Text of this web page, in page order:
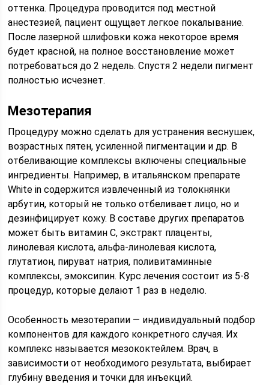
оттенка. Процедура проводится под местной
анестезией, пациент ощущает легкое покалывание.
После лазерной шлифовки кожа некоторое время
будет красной, на полное восстановление может
потребоваться до 2 недель. Спустя 2 недели пигмент
полностью исчезнет.
Мезотерапия
Процедуру можно сделать для устранения веснушек,
возрастных пятен, усиленной пигментации и др. В
отбеливающие комплексы включены специальные
ингредиенты. Например, в итальянском препарате
White in содержится извлеченный из толокнянки
арбутин, который не только отбеливает лицо, но и
дезинфицирует кожу. В составе других препаратов
может быть витамин С, экстракт плаценты,
линолевая кислота, альфа-линолевая кислота,
глутатион, пируват натрия, поливитаминные
комплексы, эмоксипин. Курс лечения состоит из 5-8
процедур, которые делают 1 раз в неделю.
Особенность мезотерапии — индивидуальный подбор
компонентов для каждого конкретного случая. Их
комплекс называется мезококтейлем. Врач, в
зависимости от необходимого результата, выбирает
глубину введения и точки для инъекций.